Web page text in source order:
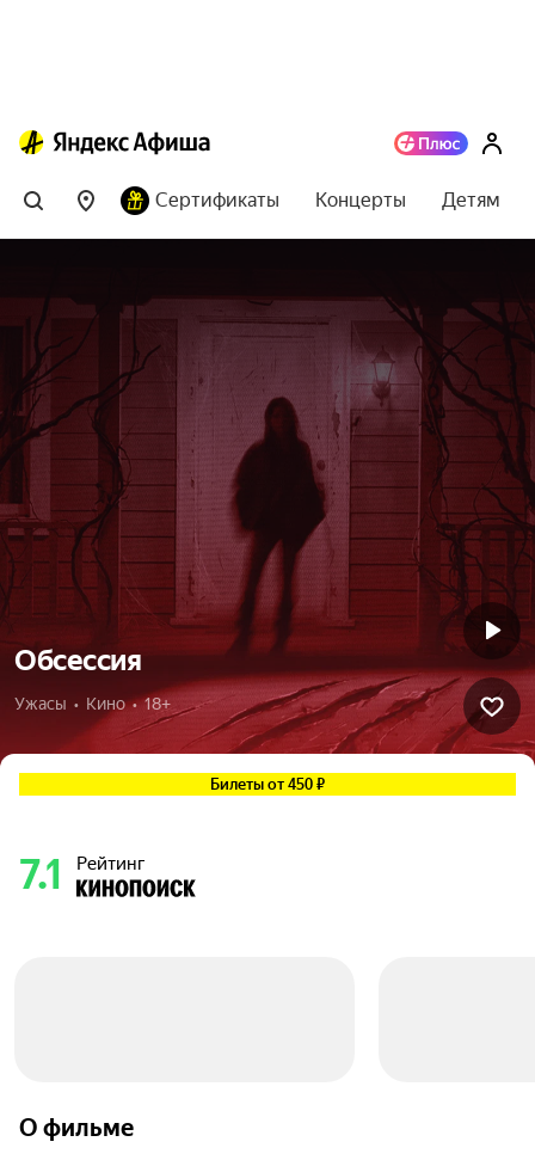
Сертификаты Концерты Детям
Обсессия
Ужасы  •  Кино  •  18+
Билеты от 450 ₽
7.1 Рейтинг
О фильме